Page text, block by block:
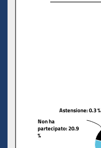
Non ha
partecipato: 20.9
%
Non ha
partecipato: 20.9
%
Astensione: 0.3 %
Astensione: 0.3 %